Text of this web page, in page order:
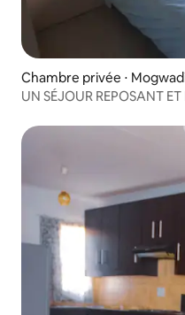
Chambre privée ⋅
UN SÉJOUR REPOSANT